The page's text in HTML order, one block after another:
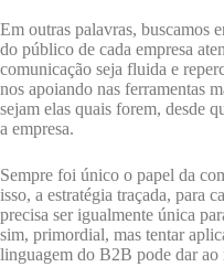
Em outras palavras, buscamos
do público de cada empresa
comunicação seja fluida e
nos apoiando nas ferramentas
sejam elas quais forem, desde
a empresa.
Sempre foi único o papel da
isso, a estratégia traçada, para
precisa ser igualmente única
sim, primordial, mas tentar
linguagem do B2B pode dar ao